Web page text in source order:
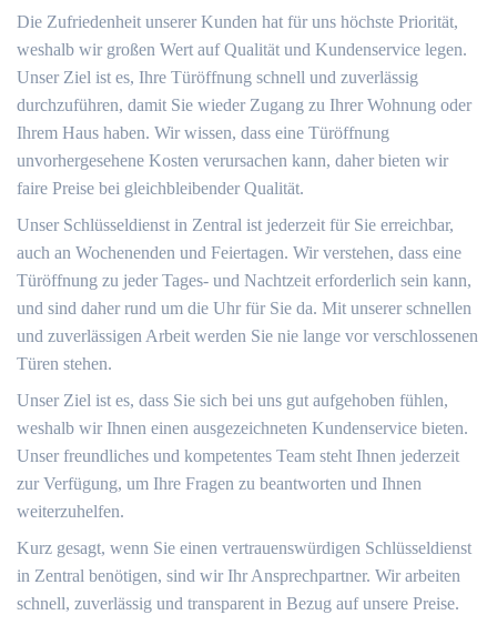
Die Zufriedenheit unserer Kunden hat für uns höchste Priorität,
weshalb wir großen Wert auf Qualität und Kundenservice legen.
Unser Ziel ist es, Ihre Türöffnung schnell und zuverlässig
durchzuführen, damit Sie wieder Zugang zu Ihrer Wohnung oder
Ihrem Haus haben. Wir wissen, dass eine Türöffnung
unvorhergesehene Kosten verursachen kann, daher bieten wir
faire Preise bei gleichbleibender Qualität.
Unser Schlüsseldienst in Zentral ist jederzeit für Sie erreichbar,
auch an Wochenenden und Feiertagen. Wir verstehen, dass eine
Türöffnung zu jeder Tages- und Nachtzeit erforderlich sein kann,
und sind daher rund um die Uhr für Sie da. Mit unserer schnellen
und zuverlässigen Arbeit werden Sie nie lange vor verschlossenen
Türen stehen.
Unser Ziel ist es, dass Sie sich bei uns gut aufgehoben fühlen,
weshalb wir Ihnen einen ausgezeichneten Kundenservice bieten.
Unser freundliches und kompetentes Team steht Ihnen jederzeit
zur Verfügung, um Ihre Fragen zu beantworten und Ihnen
weiterzuhelfen.
Kurz gesagt, wenn Sie einen vertrauenswürdigen Schlüsseldienst
in Zentral benötigen, sind wir Ihr Ansprechpartner. Wir arbeiten
schnell, zuverlässig und transparent in Bezug auf unsere Preise.